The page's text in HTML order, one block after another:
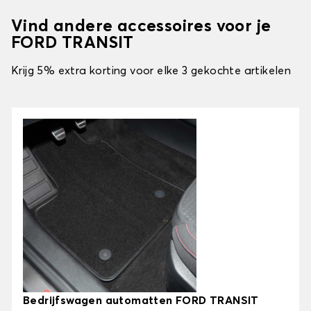
Vind andere accessoires voor je
FORD TRANSIT
Krijg 5% extra korting voor elke 3 gekochte artikelen
Bedrijfswagen automatten FORD TRANSIT